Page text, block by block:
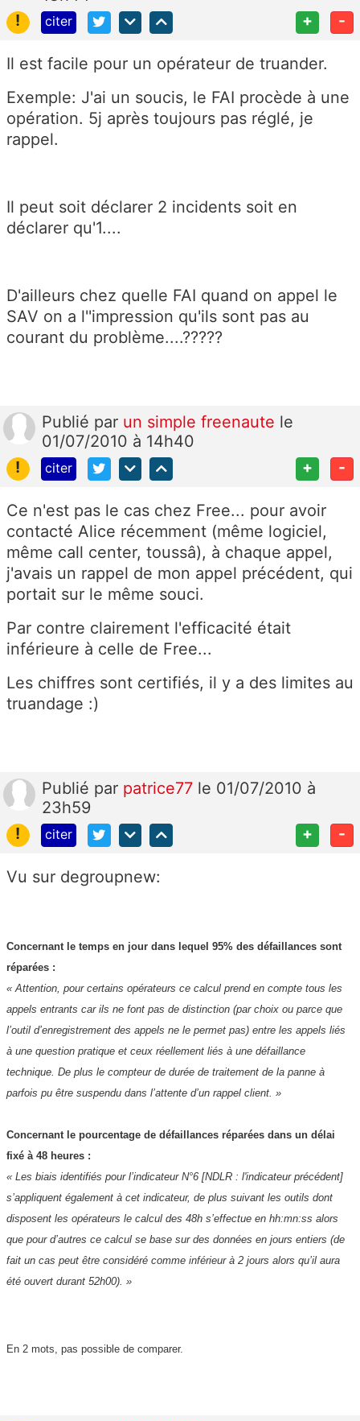
!
citer + -
Il est facile pour un opérateur de truander.
Exemple: J'ai un soucis, le FAI procède à une
opération. 5j après toujours pas réglé, je
rappel.
Il peut soit déclarer 2 incidents soit en
déclarer qu'1....
D'ailleurs chez quelle FAI quand on appel le
SAV on a l''impression qu'ils sont pas au
courant du problème....?????
Publié par un simple freenaute le
01/07/2010 à 14h40
!
citer + -
Ce n'est pas le cas chez Free... pour avoir
contacté Alice récemment (même logiciel,
même call center, toussâ), à chaque appel,
j'avais un rappel de mon appel précédent, qui
portait sur le même souci.
Par contre clairement l'efficacité était
inférieure à celle de Free...
Les chiffres sont certifiés, il y a des limites au
truandage :)
Publié par patrice77 le 01/07/2010 à
23h59
!
citer + -
Vu sur degroupnew:
Concernant le temps en jour dans lequel 95% des défaillances sont
réparées :
« Attention, pour certains opérateurs ce calcul prend en compte tous les
appels entrants car ils ne font pas de distinction (par choix ou parce que
l’outil d’enregistrement des appels ne le permet pas) entre les appels liés
à une question pratique et ceux réellement liés à une défaillance
technique. De plus le compteur de durée de traitement de la panne à
parfois pu être suspendu dans l’attente d’un rappel client. »
Concernant le pourcentage de défaillances réparées dans un délai
fixé à 48 heures :
« Les biais identifiés pour l’indicateur N°6 [NDLR : l'indicateur précédent]
s’appliquent également à cet indicateur, de plus suivant les outils dont
disposent les opérateurs le calcul des 48h s’effectue en hh:mn:ss alors
que pour d’autres ce calcul se base sur des données en jours entiers (de
fait un cas peut être considéré comme inférieur à 2 jours alors qu’il aura
été ouvert durant 52h00). »
En 2 mots, pas possible de comparer.